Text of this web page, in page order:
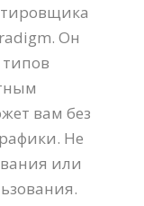
Он
вам без
Не
или